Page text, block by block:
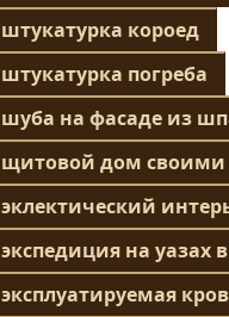
штукатурка короед
штукатурка погреба
шуба на фасаде из
щитовой дом своими
эклектический
экспедиция на уазах
эксплуатируемая